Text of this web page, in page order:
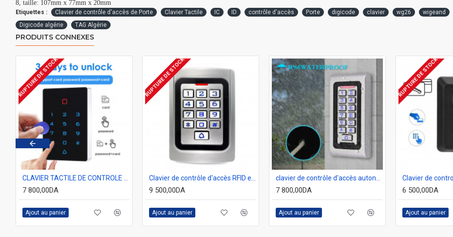
8, taille: 107mm x 77mm x 20mm
Etiquettes : Clavier de contrôle d'accès de Porte Clavier Tactile IC ID contrôle d'accès Porte digicode clavier wg26 wigeand
Digicode algérie
TAG Algérie
PRODUITS CONNEXES
RUPTURE DE STOCK
7 800,00DA
Ajout au panier
RUPTURE DE STOCK
9 500,00DA
Ajout au panier
7 800,00DA
Ajout au panier
RUPTURE DE STOCK
6 500,00DA
Ajout au panier